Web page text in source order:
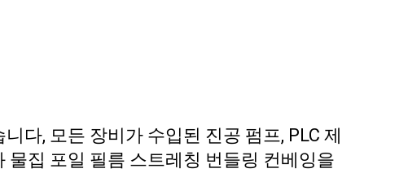
다, 모든 장비가 수입된 진공 펌프, PLC 제
물집 포일 필름 스트레칭 번들링 컨베잉을